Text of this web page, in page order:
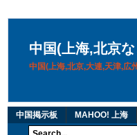
中国(上海,北京
中国(上海,北京,大連,天津,広
中国掲示板 MAHOO! 上海